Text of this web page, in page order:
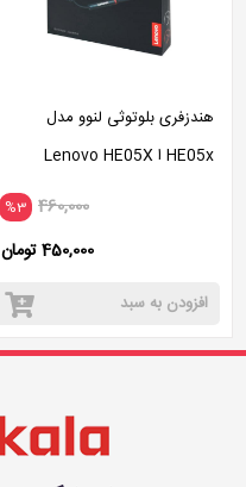
هندزفری بلوتوثی لنوو مدل
HE05x ا Lenovo HE05X
%3 460,000
450,000 تومان
افزودن به سبد